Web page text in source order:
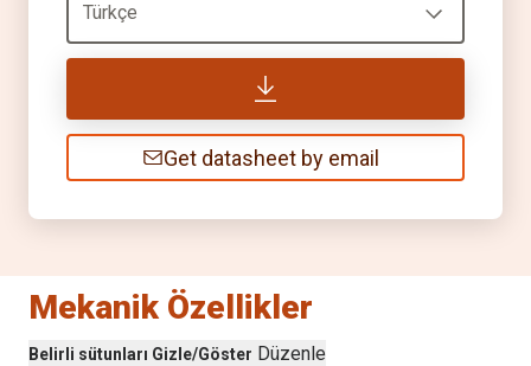
Türkçe
Get datasheet by email
Mekanik Özellikler
Belirli sütunları Gizle/Göster Düzenle